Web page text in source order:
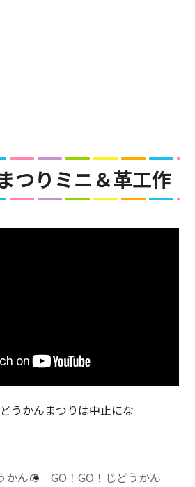
つりミニ＆革工作
うかんまつりは中止にな
かんの
GO！GO！じどうかん